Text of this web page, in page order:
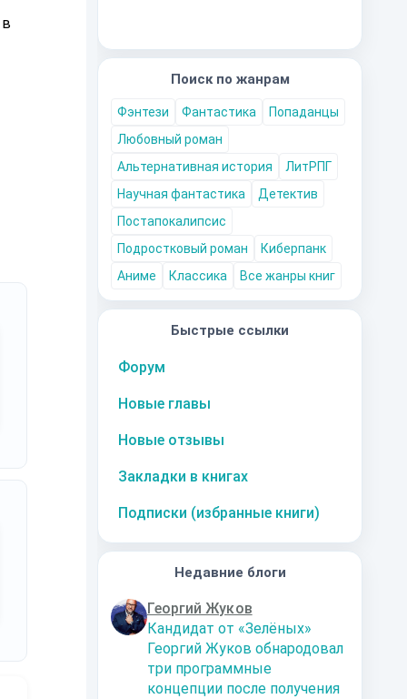
Поиск по жанрам
Фэнтези Фантастика
Попаданцы
Любовный роман
Альтернативная история
ЛитРПГ
Научная фантастика
Детектив
Постапокалипсис
Подростковый роман
Киберпанк
Аниме
Классика Все жанры книг
Быстрые ссылки
Форум
Новые главы
Новые отзывы
Закладки в книгах
Подписки (избранные книги)
Недавние блоги
Георгий Жуков
Кандидат от «Зелёных»
Георгий Жуков обнародовал
три программные
концепции после получения